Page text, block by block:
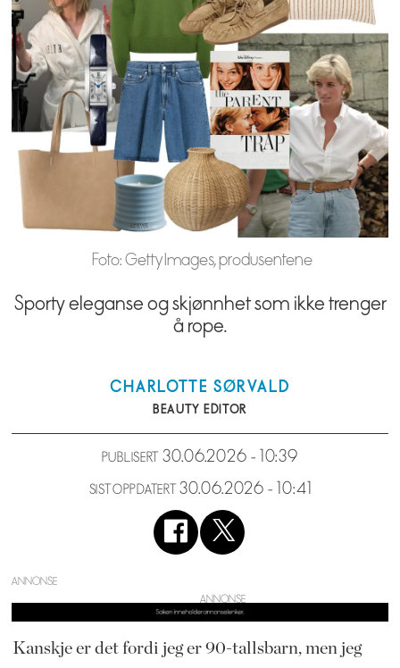
Foto: Getty Images, produsentene
Sporty eleganse og skjønnhet som ikke trenger
å rope.
CHARLOTTE SØRVALD
BEAUTY EDITOR
PUBLISERT 30.06.2026 - 10:39
SIST OPPDATERT 30.06.2026 - 10:41
ANNONSE
Kanskje er det fordi jeg er 90-tallsbarn, men jeg